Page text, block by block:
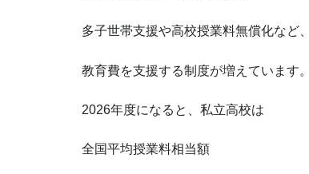
多子世帯支援や高校授業料無償化など、
教育費を支援する制度が増えています。
2026年度になると、私立高校は
全国平均授業料相当額